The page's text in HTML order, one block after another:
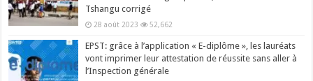
Tshangu corrigé
28 août 2023 52,662
EPST: grâce à l’application « E-diplôme », les lauréats
vont imprimer leur attestation de réussite sans aller à
l’Inspection générale